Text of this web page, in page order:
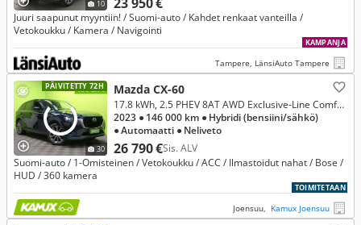
10
Juuri saapunut myyntiin! / Suomi-auto / Kahdet renkaat vanteilla /
Vetokoukku / Kamera / Navigointi
KAMPANJA
Tampere, LänsiAuto Tampere
PÄIVITETTY 72H
30
Mazda CX-60
26 790 €Sis. ALV
17.8 kWh, 2.5 PHEV 8AT AWD Exclusive-Line Comfort, Convenience & Sound, Driver Assistance
2023 ● 146 000 km ● Hybridi (bensiini/sähkö)
● Automaatti ● Neliveto
Suomi-auto / 1-Omisteinen / Vetokoukku / ACC / Ilmastoidut nahat / Bose /
HUD / 360 kamera
TOIMITETAAN
Joensuu, Kamux Joensuu